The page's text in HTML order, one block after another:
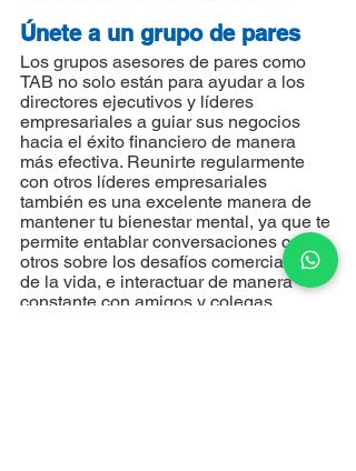
Únete a un grupo de pares
Los grupos asesores de pares como
TAB no solo están para ayudar a los
directores ejecutivos y líderes
empresariales a guiar sus negocios
hacia el éxito financiero de manera
más efectiva. Reunirte regularmente
con otros líderes empresariales
también es una excelente manera de
mantener tu bienestar mental, ya que te
permite entablar conversaciones con
otros sobre los desafíos comerciales y
de la vida, e interactuar de manera
constante con amigos y colegas.